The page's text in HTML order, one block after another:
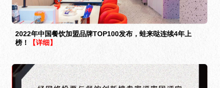
2022年中国餐饮加盟品牌TOP100发布，蛙来哒连续4年上
榜！
【详细】